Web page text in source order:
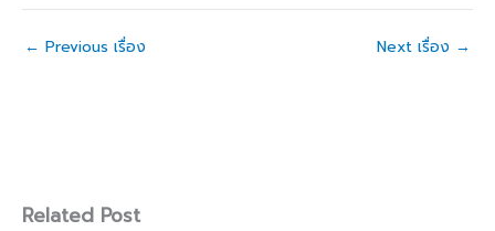
← Previous เรื่อง Next เรื่อง →
Related Post